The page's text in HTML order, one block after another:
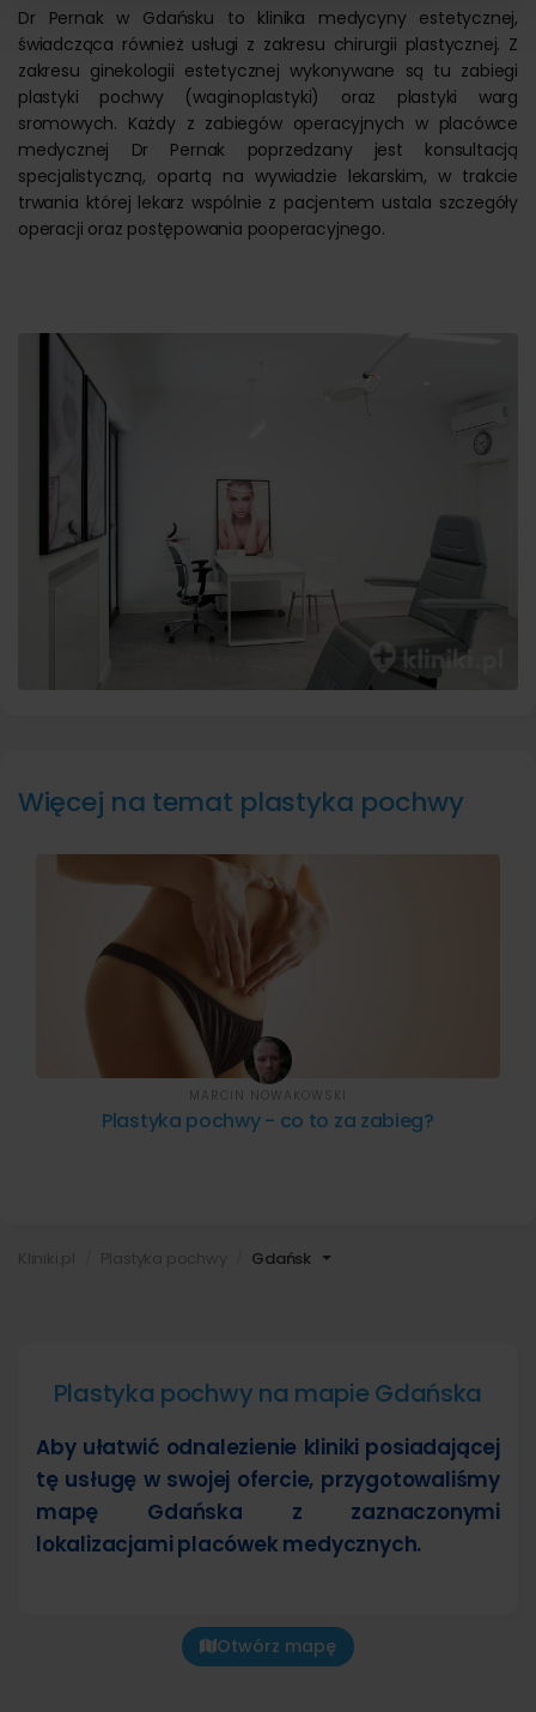
Gdańsk
Dr Pernak w Gdańsku to klinika medycyny estetycznej,
świadcząca również usługi z zakresu chirurgii plastycznej. Z
zakresu ginekologii estetycznej wykonywane są tu zabiegi
plastyki pochwy (waginoplastyki) oraz plastyki warg
sromowych. Każdy z zabiegów operacyjnych w placówce
medycznej Dr Pernak poprzedzany jest konsultacją
specjalistyczną, opartą na wywiadzie lekarskim, w trakcie
trwania której lekarz wspólnie z pacjentem ustala szczegóły
operacji oraz postępowania pooperacyjnego.
Więcej na temat plastyka pochwy
Plastyka pochwy - co to za zabieg?
MARCIN NOWAKOWSKI
Plastyka pochwy na mapie Gdańska
Aby ułatwić odnalezienie kliniki posiadającej
tę usługę w swojej ofercie, przygotowaliśmy
mapę Gdańska z zaznaczonymi
lokalizacjami placówek medycznych.
Otwórz mapę